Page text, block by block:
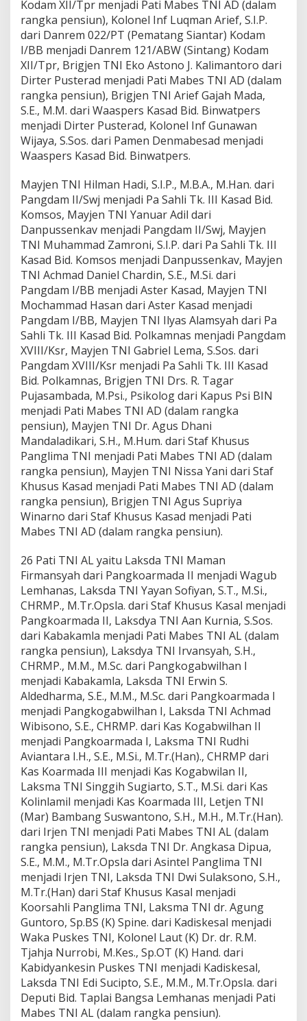
Kodam XII/Tpr menjadi Pati Mabes TNI AD (dalam
rangka pensiun), Kolonel Inf Luqman Arief, S.I.P.
dari Danrem 022/PT (Pematang Siantar) Kodam
I/BB menjadi Danrem 121/ABW (Sintang) Kodam
XII/Tpr, Brigjen TNI Eko Astono J. Kalimantoro dari
Dirter Pusterad menjadi Pati Mabes TNI AD (dalam
rangka pensiun), Brigjen TNI Arief Gajah Mada,
S.E., M.M. dari Waaspers Kasad Bid. Binwatpers
menjadi Dirter Pusterad, Kolonel Inf Gunawan
Wijaya, S.Sos. dari Pamen Denmabesad menjadi
Waaspers Kasad Bid. Binwatpers.
Mayjen TNI Hilman Hadi, S.I.P., M.B.A., M.Han. dari
Pangdam II/Swj menjadi Pa Sahli Tk. III Kasad Bid.
Komsos, Mayjen TNI Yanuar Adil dari
Danpussenkav menjadi Pangdam II/Swj, Mayjen
TNI Muhammad Zamroni, S.I.P. dari Pa Sahli Tk. III
Kasad Bid. Komsos menjadi Danpussenkav, Mayjen
TNI Achmad Daniel Chardin, S.E., M.Si. dari
Pangdam I/BB menjadi Aster Kasad, Mayjen TNI
Mochammad Hasan dari Aster Kasad menjadi
Pangdam I/BB, Mayjen TNI Ilyas Alamsyah dari Pa
Sahli Tk. III Kasad Bid. Polkamnas menjadi Pangdam
XVIII/Ksr, Mayjen TNI Gabriel Lema, S.Sos. dari
Pangdam XVIII/Ksr menjadi Pa Sahli Tk. III Kasad
Bid. Polkamnas, Brigjen TNI Drs. R. Tagar
Pujasambada, M.Psi., Psikolog dari Kapus Psi BIN
menjadi Pati Mabes TNI AD (dalam rangka
pensiun), Mayjen TNI Dr. Agus Dhani
Mandaladikari, S.H., M.Hum. dari Staf Khusus
Panglima TNI menjadi Pati Mabes TNI AD (dalam
rangka pensiun), Mayjen TNI Nissa Yani dari Staf
Khusus Kasad menjadi Pati Mabes TNI AD (dalam
rangka pensiun), Brigjen TNI Agus Supriya
Winarno dari Staf Khusus Kasad menjadi Pati
Mabes TNI AD (dalam rangka pensiun).
26 Pati TNI AL yaitu Laksda TNI Maman
Firmansyah dari Pangkoarmada II menjadi Wagub
Lemhanas, Laksda TNI Yayan Sofiyan, S.T., M.Si.,
CHRMP., M.Tr.Opsla. dari Staf Khusus Kasal menjadi
Pangkoarmada II, Laksdya TNI Aan Kurnia, S.Sos.
dari Kabakamla menjadi Pati Mabes TNI AL (dalam
rangka pensiun), Laksdya TNI Irvansyah, S.H.,
CHRMP., M.M., M.Sc. dari Pangkogabwilhan I
menjadi Kabakamla, Laksda TNI Erwin S.
Aldedharma, S.E., M.M., M.Sc. dari Pangkoarmada I
menjadi Pangkogabwilhan I, Laksda TNI Achmad
Wibisono, S.E., CHRMP. dari Kas Kogabwilhan II
menjadi Pangkoarmada I, Laksma TNI Rudhi
Aviantara I.H., S.E., M.Si., M.Tr.(Han)., CHRMP dari
Kas Koarmada III menjadi Kas Kogabwilan II,
Laksma TNI Singgih Sugiarto, S.T., M.Si. dari Kas
Kolinlamil menjadi Kas Koarmada III, Letjen TNI
(Mar) Bambang Suswantono, S.H., M.H., M.Tr.(Han).
dari Irjen TNI menjadi Pati Mabes TNI AL (dalam
rangka pensiun), Laksda TNI Dr. Angkasa Dipua,
S.E., M.M., M.Tr.Opsla dari Asintel Panglima TNI
menjadi Irjen TNI, Laksda TNI Dwi Sulaksono, S.H.,
M.Tr.(Han) dari Staf Khusus Kasal menjadi
Koorsahli Panglima TNI, Laksma TNI dr. Agung
Guntoro, Sp.BS (K) Spine. dari Kadiskesal menjadi
Waka Puskes TNI, Kolonel Laut (K) Dr. dr. R.M.
Tjahja Nurrobi, M.Kes., Sp.OT (K) Hand. dari
Kabidyankesin Puskes TNI menjadi Kadiskesal,
Laksda TNI Edi Sucipto, S.E., M.M., M.Tr.Opsla. dari
Deputi Bid. Taplai Bangsa Lemhanas menjadi Pati
Mabes TNI AL (dalam rangka pensiun).